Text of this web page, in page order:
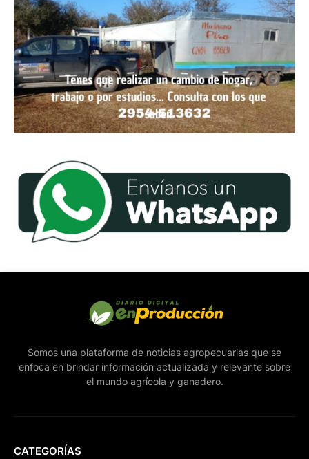
Somos una plataforma de noticias agropecuarias que se
enfoca en brindar información actualizada y relevante sobre
el mundo agrícola y ganadero.
CATEGORÍAS